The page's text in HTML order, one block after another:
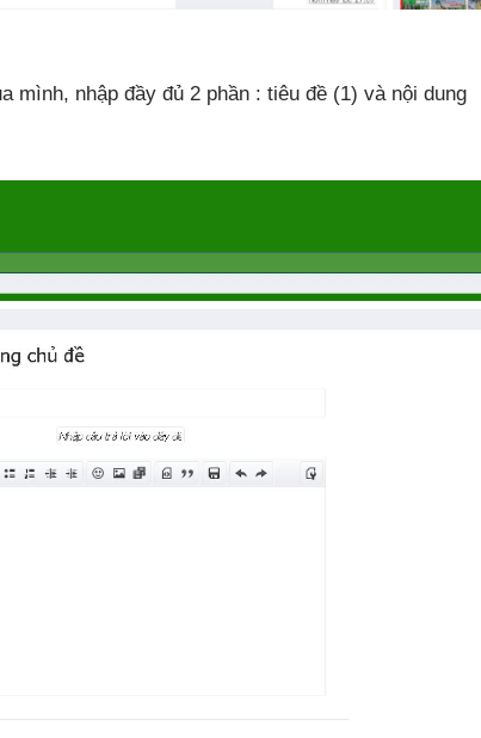
mình, nhập đầy đủ 2 phần : tiêu đề (1) và nội dung